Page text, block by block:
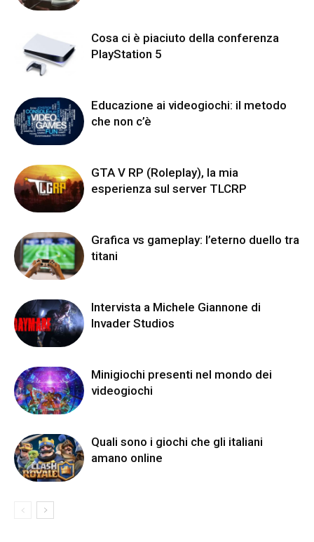
Cosa ci è piaciuto della conferenza
PlayStation 5
Educazione ai videogiochi: il metodo
che non c’è
GTA V RP (Roleplay), la mia
esperienza sul server TLCRP
Grafica vs gameplay: l’eterno duello tra
titani
Intervista a Michele Giannone di
Invader Studios
Minigiochi presenti nel mondo dei
videogiochi
Quali sono i giochi che gli italiani
amano online